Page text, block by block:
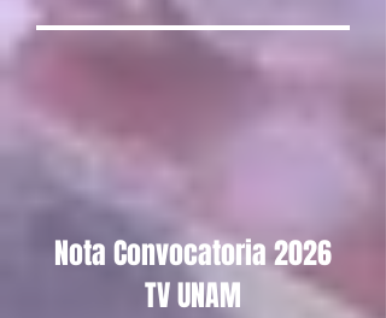
Nota Convocatoria 2026
TV UNAM